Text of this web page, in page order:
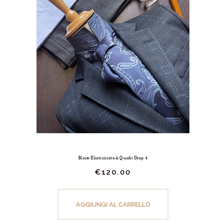
essere
scelte
nella
pagina
del
prodotto
Blazer Elasticizzato A Quadri Drop 4
€120. 00
AGGIUNGI AL CARRELLO
Questo